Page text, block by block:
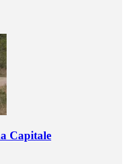
Capitale